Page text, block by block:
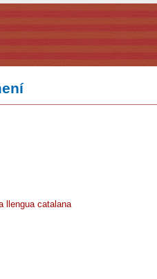
llengua catalana